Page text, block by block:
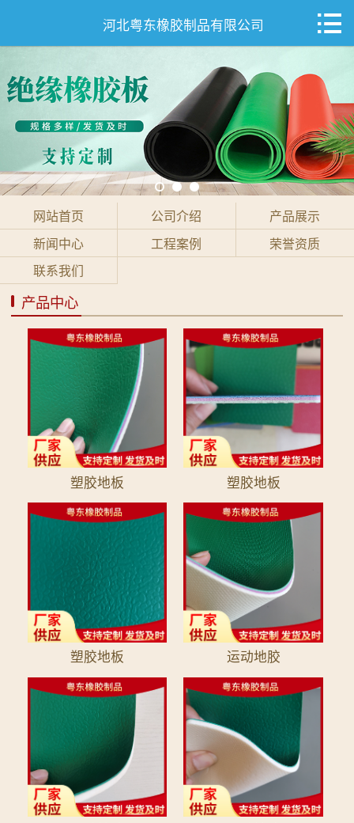
 网站首页
产品展示
新闻中心
工程案例
荣誉资质
联系我们
河北粤东橡胶制品有限公司 
网站首页 公司介绍 产品展示
新闻中心 工程案例 荣誉资质
联系我们
产品中心
塑胶地板 塑胶地板
塑胶地板 运动地胶